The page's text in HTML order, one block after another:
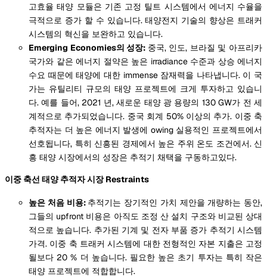
고효율 태양 모듈은 기존 고정 틸트 시스템에서 에너지 수율을
극적으로 증가 할 수 있습니다. 태양전지 기술의 향상은 트래커
시스템의 혁신을 보완하고 있습니다.
Emerging Economies의 성장: 중국, 인도, 브라질 및 아프리카
국가와 같은 에너지 절약은 높은 irradiance 수준과 상승 에너지
수요 때문에 태양에 대한 immense 잠재력을 나타냅니다. 이 국
가는 유틸리티 규모의 태양 프로젝트에 크게 투자하고 있습니
다. 예를 들어, 2021 년, 새로운 태양 광 용량의 130 GW가 전 세
계적으로 추가되었습니다. 중국 회계 50% 이상의 추가. 이중 축
추적자는 더 높은 에너지 발생에 owing 실용적인 프로젝트에서
선호됩니다, 특히 신흥된 경제에서 높은 주위 온도 조건에서. 신
흥 태양 시장에서의 성장은 추적기 채택을 구동하고있다.
이중 축선 태양 추적자 시장 Restraints
높은 처음 비용: 추적기는 장기적인 가치 제안을 개량하는 동안,
그들의 upfront 비용은 아직도 조정 산 설치 구조와 비교된 상대
적으로 높습니다. 추가된 기계 및 전자 부품 증가 추적기 시스템
가격. 이중 축 트래커 시스템에 대한 전형적인 자본 지출은 고정
될보다 20 % 더 높습니다. 필요한 높은 초기 투자는 특히 작은
태양 프로젝트에 적합합니다.